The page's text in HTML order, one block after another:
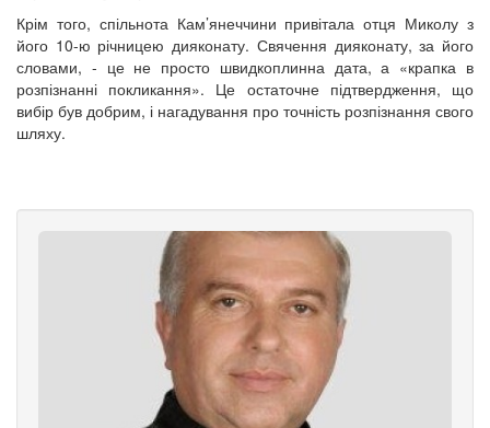
Крім того, спільнота Кам’янеччини привітала отця Миколу з
його 10-ю річницею дияконату. Свячення дияконату, за його
словами, - це не просто швидкоплинна дата, а «крапка в
розпізнанні покликання». Це остаточне підтвердження, що
вибір був добрим, і нагадування про точність розпізнання свого
шляху.